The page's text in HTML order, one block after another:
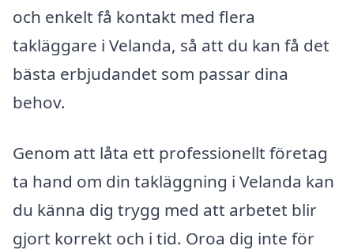
och enkelt få kontakt med flera
takläggare i Velanda, så att du kan få det
bästa erbjudandet som passar dina
behov.
Genom att låta ett professionellt företag
ta hand om din takläggning i Velanda kan
du känna dig trygg med att arbetet blir
gjort korrekt och i tid. Oroa dig inte för